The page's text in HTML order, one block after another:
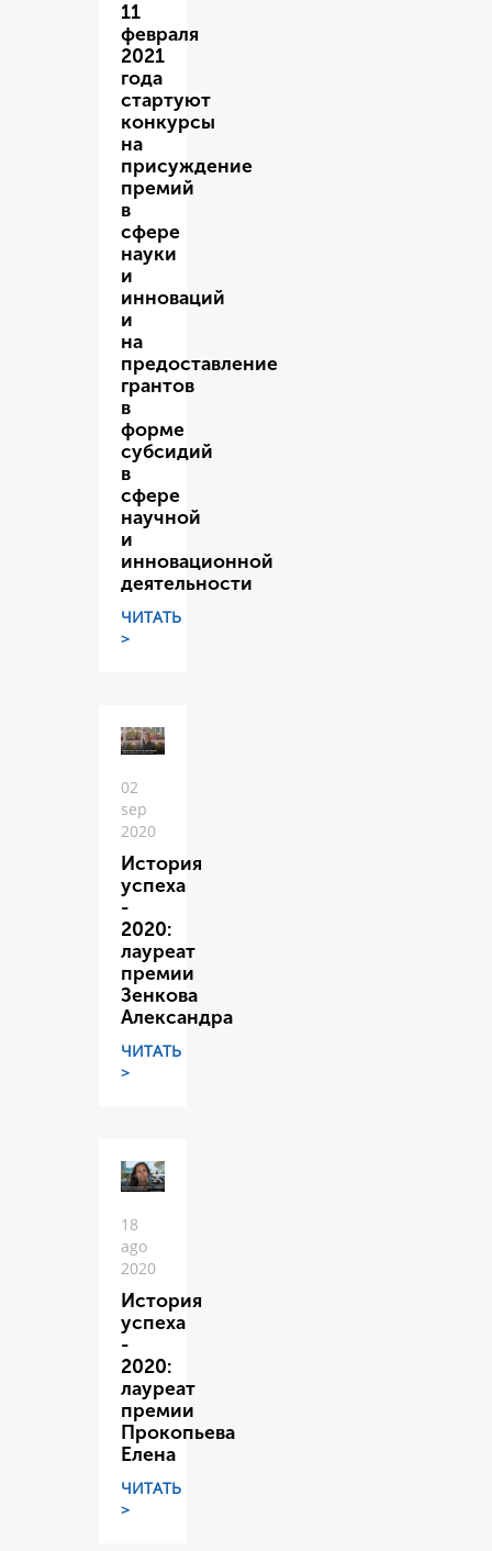
11
февраля
2021
года
стартуют
конкурсы
на
присуждение
премий
в
сфере
науки
и
инноваций
и
на
предоставление
грантов
в
форме
субсидий
в
сфере
научной
и
инновационной
деятельности
ЧИТАТЬ
>
02
sep
2020
История
успеха
-
2020:
лауреат
премии
Зенкова
Александра
ЧИТАТЬ
>
18
ago
2020
История
успеха
-
2020:
лауреат
премии
Прокопьева
Елена
ЧИТАТЬ
>